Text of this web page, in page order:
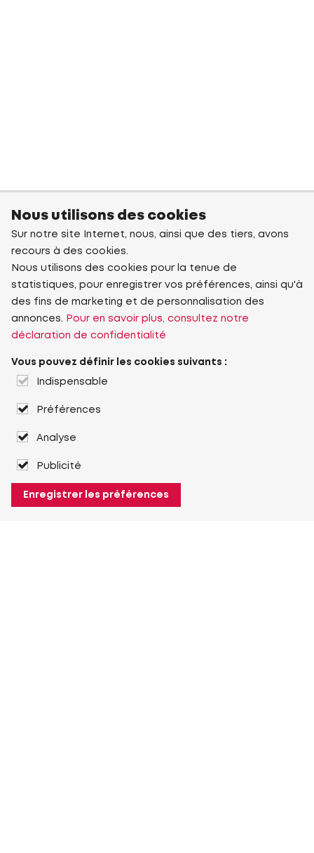
Nous utilisons des cookies
Sur notre site Internet, nous, ainsi que des tiers, avons
recours à des cookies.
Nous utilisons des cookies pour la tenue de
statistiques, pour enregistrer vos préférences, ainsi qu'à
des fins de marketing et de personnalisation des
annonces.
Pour en savoir plus, consultez notre
déclaration de confidentialité
Vous pouvez définir les cookies suivants :
Indispensable
Préférences
Analyse
Publicité
Enregistrer les préférences